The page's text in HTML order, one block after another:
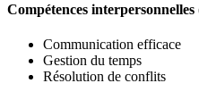
Compétences interpersonnelles
Communication efficace
Gestion du temps
Résolution de conflits